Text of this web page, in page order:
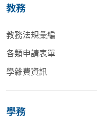
教務
教務法規彙編
各類申請表單
學雜費資訊
學務